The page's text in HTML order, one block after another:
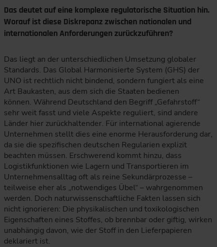
Das deutet auf eine komplexe regulatorische Situation hin.
Worauf ist diese Diskrepanz zwischen nationalen und
internationalen Anforderungen zurückzuführen?
Das liegt an der unterschiedlichen Umsetzung globaler
Standards. Das Global Harmonisierte System (GHS) der
UNO ist rechtlich nicht bindend, sondern fungiert als eine
Art Baukasten, aus dem sich die Staaten bedienen
können. Während Deutschland den Begriff „Gefahrstoff“
sehr weit fasst und viele Aspekte reguliert, sind andere
Länder hier zurückhaltender. Für international agierende
Unternehmen stellt dies eine enorme Herausforderung dar,
da sie die spezifischen deutschen Regularien explizit
beachten müssen. Erschwerend kommt hinzu, dass
Logistikfunktionen wie Lagern und Transportieren im
Unternehmensalltag oft als reine Sekundärprozesse –
teilweise eher als „notwendiges Übel“ – wahrgenommen
werden. Doch naturwissenschaftliche Fakten lassen sich
nicht ignorieren: Die physikalischen und toxikologischen
Eigenschaften eines Stoffes, ob brennbar oder giftig, wirken
unabhängig davon, wie der Stoff in den Lieferpapieren
deklariert ist.